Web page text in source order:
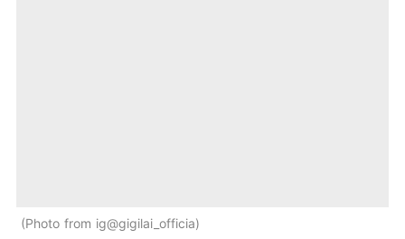
Photo from ig@gigilai_officia